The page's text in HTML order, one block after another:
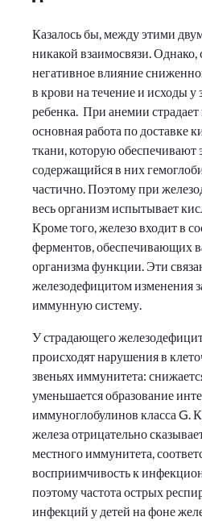
Казалось бы, между этими
никакой взаимосвязи. Однако,
негативное влияние
в крови на течение и исходы
ребенка. При анемии страдает
основная работа по доставке
ткани, которую обеспечивают
содержащийся в них
частично. Поэтому при
весь организм испытывает
Кроме того, железо входит в
ферментов, обеспечивающих
организма функции. Эти
железодефицитом изменения
иммунную систему.
У страдающего
происходят нарушения в
звеньях иммунитета:
уменьшается образование
иммуноглобулинов класса G.
железа отрицательно
местного иммунитета,
восприимчивость к
поэтому частота острых
инфекций у детей на фоне